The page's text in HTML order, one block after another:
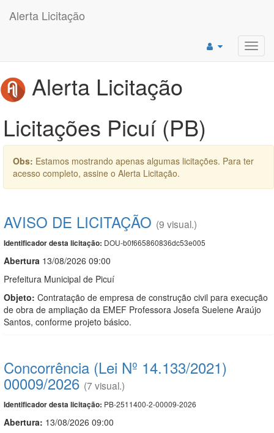
Alerta Licitação
Alerta Licitação
Licitações Picuí (PB)
Obs: Estamos mostrando apenas algumas licitações. Para ter
acesso completo, assine o Alerta Licitação.
AVISO DE LICITAÇÃO (9 visual.)
Identificador desta licitação: DOU-b0f665860836dc53e005
Abertura 13/08/2026 09:00
Prefeitura Municipal de Picuí
Objeto: Contratação de empresa de construção civil para execução
de obra de ampliação da EMEF Professora Josefa Suelene Araújo
Santos, conforme projeto básico.
Concorrência (Lei Nº 14.133/2021)
00009/2026 (7 visual.)
Identificador desta licitação: PB-2511400-2-00009-2026
Abertura: 13/08/2026 09:00